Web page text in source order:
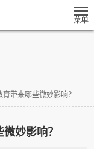
带来哪些微妙影响？
妙影响？